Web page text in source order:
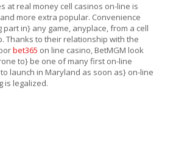
at real money cell casinos on-line is
more extra popular. Convenience
part in} any game, anyplace, from a cell
Thanks to their relationship with the
bet365 on line casino, BetMGM look
to} be one of many first on-line
launch in Maryland as soon as} on-line
is legalized.